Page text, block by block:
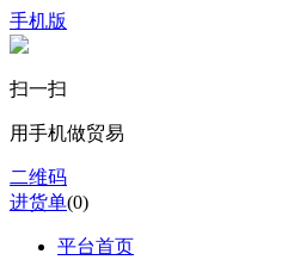
手机版
扫一扫
用手机做贸易
二维码
进货单(0)
平台首页